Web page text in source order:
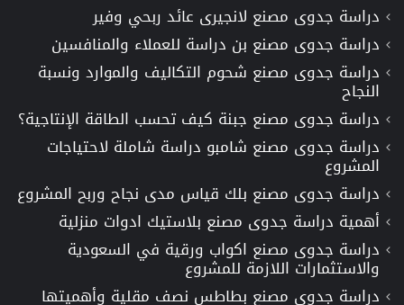
دراسة جدوى مصنع لانجيرى عائد ربحي وفير
دراسة جدوى مصنع بن دراسة للعملاء والمنافسين
دراسة جدوى مصنع شحوم التكاليف والموارد ونسبة
النجاح
دراسة جدوى مصنع جبنة كيف تحسب الطاقة الإنتاجية؟
دراسة جدوى مصنع شامبو دراسة شاملة لاحتياجات
المشروع
دراسة جدوى مصنع بلك قياس مدى نجاح وربح المشروع
أهمية دراسة جدوى مصنع بلاستيك ادوات منزلية
دراسة جدوى مصنع اكواب ورقية في السعودية
والاستثمارات اللازمة للمشروع
دراسة جدوى مصنع بطاطس نصف مقلية وأهميتها